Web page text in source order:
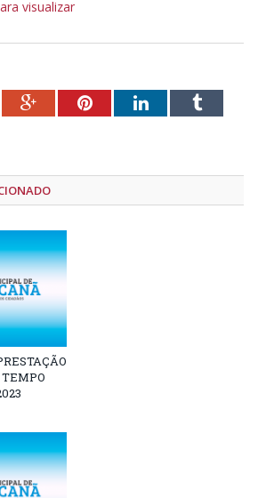
visualizar
Google+PinterestLinkedInTumblr
TEMPO